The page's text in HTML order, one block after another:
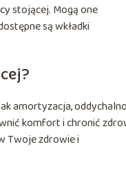
stojącej. Mogą one
są wkładki
amortyzacja,
komfort i chronić
Twoje zdrowie i